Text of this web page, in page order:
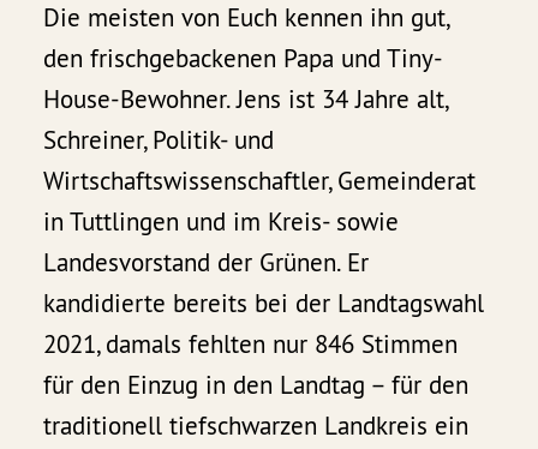
Die meisten von Euch kennen ihn gut,
den frischgebackenen Papa und Tiny-
House-Bewohner. Jens ist 34 Jahre alt,
Schreiner, Politik- und
Wirtschaftswissenschaftler, Gemeinderat
in Tuttlingen und im Kreis- sowie
Landesvorstand der Grünen. Er
kandidierte bereits bei der Landtagswahl
2021, damals fehlten nur 846 Stimmen
für den Einzug in den Landtag – für den
traditionell tiefschwarzen Landkreis ein